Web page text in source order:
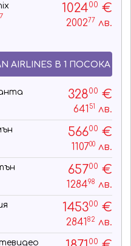
102400 €
200277 лв.
AIRLINES В 1 ПОСОКА
32800 €
641 51 лв.
56600 €
110700лв.
65700 €
128498 лв.
145300 €
284182 лв.
00